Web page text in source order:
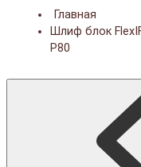
Главная
Шлиф блок
P80